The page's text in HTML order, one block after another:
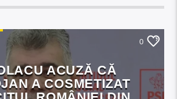
0
ACUZĂ CĂ
A COSMETIZAT